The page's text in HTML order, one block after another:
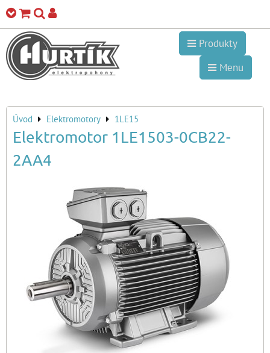
Produkty
Menu
Úvod Elektromotory 1LE15
Elektromotor 1LE1503-0CB22-
2AA4